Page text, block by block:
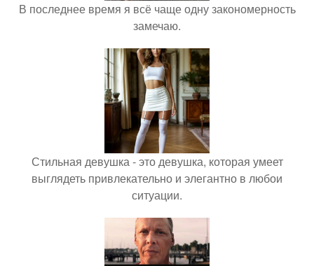
В последнее время я всё чаще одну закономерность
замечаю.
Стильная девушка - это девушка, которая умеет
выглядеть привлекательно и элегантно в любои
ситуации.